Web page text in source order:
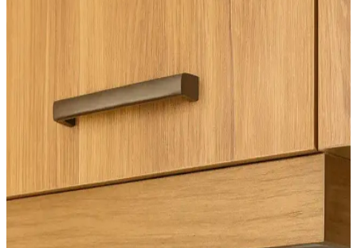
ve Doğru Yaklaşımlar
Ev dekorasyonunda yaygın tavsiyelerin neden pişmanlık
detaylar kullanıcı deneyimleriyle ele alınıyor.
Yüzeysel Ahşap Raflar: Basit Araçlarla Estetik ve
Fonksiyonel Depolama Çözümleri
Yüzeysel ahşap raflar, basit araçlar ve tekniklerle estetik ve
fonksiyonel depolama sağlar. Dayanıklı malzemeler ve dekoratif
detaylarla profesyonel görünüm elde edilir.
Tuvaletin Yer Değiştirilmesi Sonrası LVP Zemin
Onarımı ve Alternatif Çözümler